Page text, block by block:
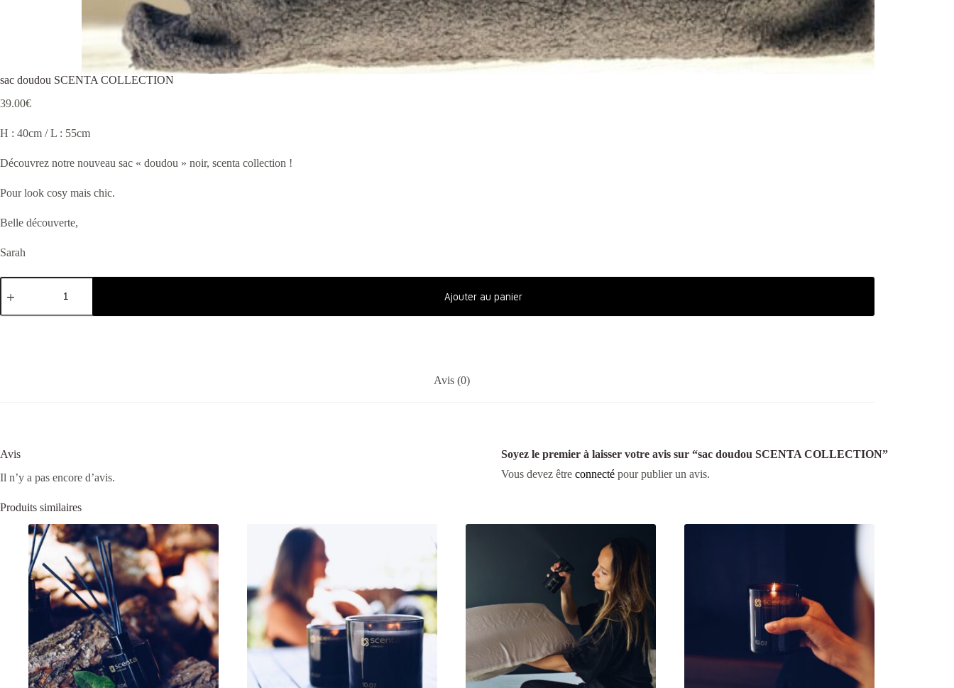
sac doudou SCENTA COLLECTION
39.00€
H : 40cm / L : 55cm
Découvrez notre nouveau sac « doudou » noir, scenta collection !
Pour look cosy mais chic.
Belle découverte,
Sarah
Ajouter au panier
Avis (0)
Avis
Il n’y a pas encore d’avis.
Soyez le premier à laisser votre avis sur “sac doudou SCENTA COLLECTION”
Vous devez être connectépour publier un avis.
Produits similaires